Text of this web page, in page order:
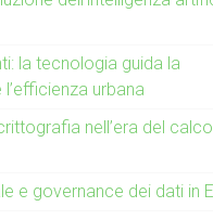
la tecnologia guida la
urbana
nell’era del
e governance dei dati in